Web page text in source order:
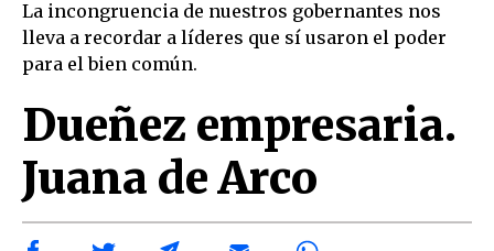
La incongruencia de nuestros gobernantes nos
lleva a recordar a líderes que sí usaron el poder
para el bien común.
Dueñez empresaria.
Juana de Arco